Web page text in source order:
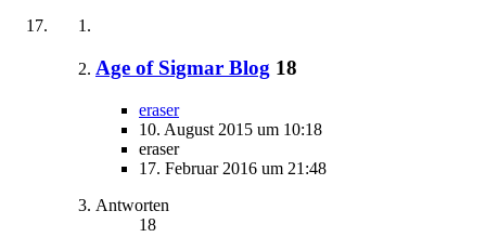
Age of Sigmar Blog 18
eraser
10. August 2015 um 10:18
eraser
17. Februar 2016 um 21:48
Antworten
18